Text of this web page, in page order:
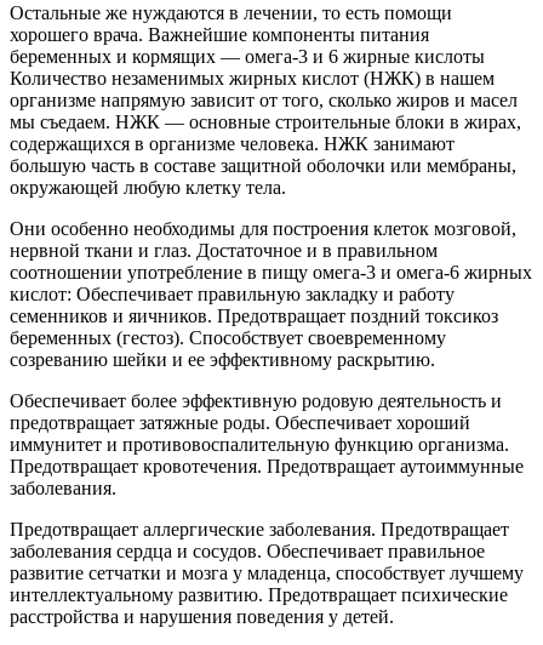
Остальные же нуждаются в лечении, то есть помощи
хорошего врача. Важнейшие компоненты питания
беременных и кормящих — омега-3 и 6 жирные кислоты
Количество незаменимых жирных кислот (НЖК) в нашем
организме напрямую зависит от того, сколько жиров и масел
мы съедаем. НЖК — основные строительные блоки в жирах,
содержащихся в организме человека. НЖК занимают
большую часть в составе защитной оболочки или мембраны,
окружающей любую клетку тела.
Они особенно необходимы для построения клеток мозговой,
нервной ткани и глаз. Достаточное и в правильном
соотношении употребление в пищу омега-3 и омега-6 жирных
кислот: Обеспечивает правильную закладку и работу
семенников и яичников. Предотвращает поздний токсикоз
беременных (гестоз). Способствует своевременному
созреванию шейки и ее эффективному раскрытию.
Обеспечивает более эффективную родовую деятельность и
предотвращает затяжные роды. Обеспечивает хороший
иммунитет и противовоспалительную функцию организма.
Предотвращает кровотечения. Предотвращает аутоиммунные
заболевания.
Предотвращает аллергические заболевания. Предотвращает
заболевания сердца и сосудов. Обеспечивает правильное
развитие сетчатки и мозга у младенца, способствует лучшему
интеллектуальному развитию. Предотвращает психические
расстройства и нарушения поведения у детей.